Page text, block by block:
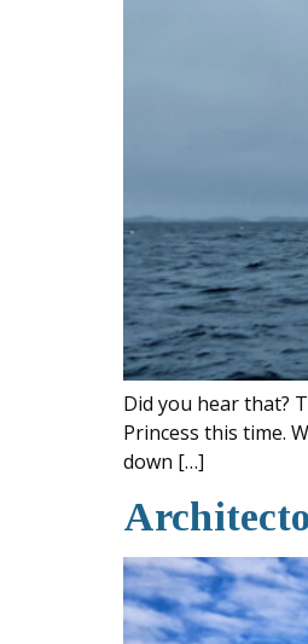
Did you hear that?
Princess this time.
down […]